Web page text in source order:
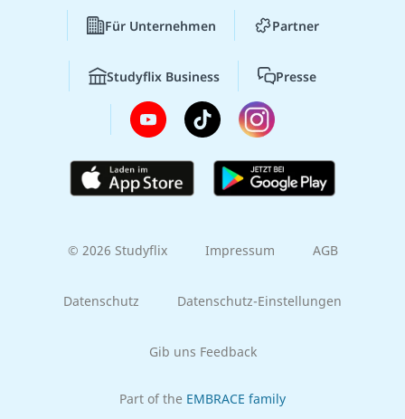
Für Unternehmen Partner
Studyflix Business Presse
© 2026 Studyflix Impressum AGB
Datenschutz Datenschutz-Einstellungen
Gib uns Feedback
Part of the EMBRACE family